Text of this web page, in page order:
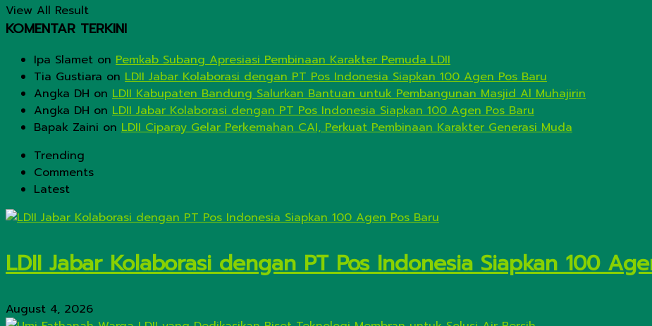
View All Result
KOMENTAR TERKINI
Ipa Slamet on Pemkab Subang Apresiasi Pembinaan Karakter Pemuda LDII
Tia Gustiara on LDII Jabar Kolaborasi dengan PT Pos Indonesia Siapkan 100 Agen Pos Baru
Angka DH on LDII Kabupaten Bandung Salurkan Bantuan untuk Pembangunan Masjid Al Muhajirin
Angka DH on LDII Jabar Kolaborasi dengan PT Pos Indonesia Siapkan 100 Agen Pos Baru
Bapak Zaini on LDII Ciparay Gelar Perkemahan CAI, Perkuat Pembinaan Karakter Generasi Muda
Trending
Comments
Latest
LDII Jabar Kolaborasi dengan PT Pos Indonesia Siapkan 100
August 4, 2026